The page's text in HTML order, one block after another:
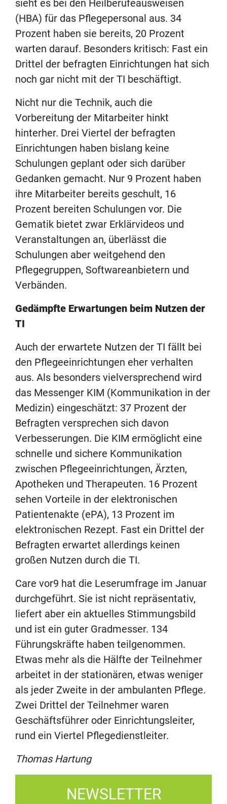
sieht es bei den Heilberufeausweisen
(HBA) für das Pflegepersonal aus. 34
Prozent haben sie bereits, 20 Prozent
warten darauf. Besonders kritisch: Fast ein
Drittel der befragten Einrichtungen hat sich
noch gar nicht mit der TI beschäftigt.
Nicht nur die Technik, auch die
Vorbereitung der Mitarbeiter hinkt
hinterher. Drei Viertel der befragten
Einrichtungen haben bislang keine
Schulungen geplant oder sich darüber
Gedanken gemacht. Nur 9 Prozent haben
ihre Mitarbeiter bereits geschult, 16
Prozent bereiten Schulungen vor. Die
Gematik bietet zwar Erklärvideos und
Veranstaltungen an, überlässt die
Schulungen aber weitgehend den
Pflegegruppen, Softwareanbietern und
Verbänden.
Gedämpfte Erwartungen beim Nutzen der
TI
Auch der erwartete Nutzen der TI fällt bei
den Pflegeeinrichtungen eher verhalten
aus. Als besonders vielversprechend wird
das Messenger KIM (Kommunikation in der
Medizin) eingeschätzt: 37 Prozent der
Befragten versprechen sich davon
Verbesserungen. Die KIM ermöglicht eine
schnelle und sichere Kommunikation
zwischen Pflegeeinrichtungen, Ärzten,
Apotheken und Therapeuten. 16 Prozent
sehen Vorteile in der elektronischen
Patientenakte (ePA), 13 Prozent im
elektronischen Rezept. Fast ein Drittel der
Befragten erwartet allerdings keinen
großen Nutzen durch die TI.
Care vor9 hat die Leserumfrage im Januar
durchgeführt. Sie ist nicht repräsentativ,
liefert aber ein aktuelles Stimmungsbild
und ist ein guter Gradmesser. 134
Führungskräfte haben teilgenommen.
Etwas mehr als die Hälfte der Teilnehmer
arbeitet in der stationären, etwas weniger
als jeder Zweite in der ambulanten Pflege.
Zwei Drittel der Teilnehmer waren
Geschäftsführer oder Einrichtungsleiter,
rund ein Viertel Pflegedienstleiter.
Thomas Hartung
NEWSLETTER